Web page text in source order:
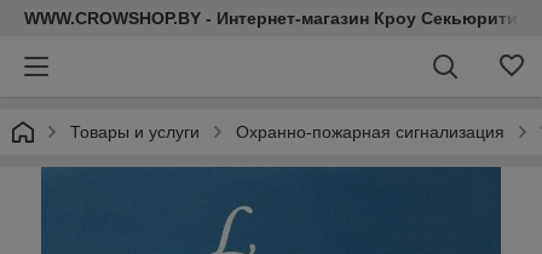
WWW.CROWSHOP.BY - Интернет-магазин Кроу Секьюрити
Товары и услуги Охранно-пожарная сигнализация